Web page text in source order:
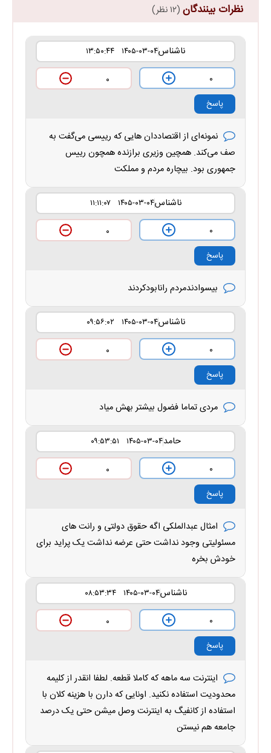
نظرات بینندگان (۱۲ نظر)
ناشناس۱۴۰۵-۰۳-۰۴ ۱۳:۵۰:۴۴
۰
۰
پاسخ
نمونه‌ای از اقتصاددان هایی که رییسی می‌گفت به
صف می‌کند. همچین وزیری برازنده همچون رییس
جمهوری بود. بیچاره مردم و مملکت
ناشناس۱۴۰۵-۰۳-۰۴ ۱۱:۱۱:۰۷
۰
۰
پاسخ
بیسوادندمردم رانابودکردند
ناشناس۱۴۰۵-۰۳-۰۴ ۰۹:۵۶:۰۲
۰
۰
پاسخ
مردی تماما فضول بیشتر بهش میاد
حامد۱۴۰۵-۰۳-۰۴ ۰۹:۵۳:۵۱
۰
۰
پاسخ
امثال عبدالملکی اگه حقوق دولتی و رانت های
مسئولیتی وجود نداشت حتی عرضه نداشت یک پراید برای
خودش بخره
ناشناس۱۴۰۵-۰۳-۰۴ ۰۸:۵۳:۳۴
۰
۰
پاسخ
اینترنت سه ماهه که کاملا قطعه. لطفا انقدر از کلیمه
محدودیت استفاده نکنید. اونایی که دارن با هزینه کلان با
استفاده از کانفیگ به اینترنت وصل میشن حتی یک درصد
جامعه هم نیستن